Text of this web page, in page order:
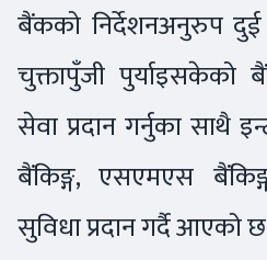
बैंकको निर्देशनअनुरुप
चुक्तापुँजी
सेवा प्रदान गर्नुका साथै
बैंकिङ्ग, एसएमएस
सुविधा प्रदान गर्दै आएको